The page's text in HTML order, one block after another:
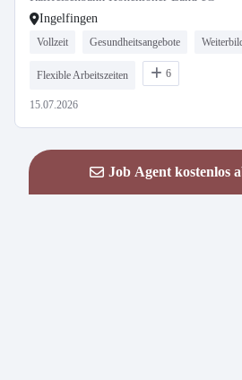
Ingelfingen
Vollzeit Gesundheitsangebote
Flexible Arbeitszeiten 6
15.07.2026
Job Agent kostenlos